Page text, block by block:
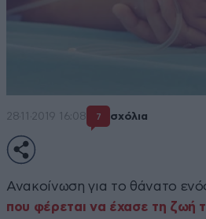
28·11·2019 16:08 7 σχόλια
Ανακοίνωση για το θάνατο
που φέρεται να έχασε τη ζωή